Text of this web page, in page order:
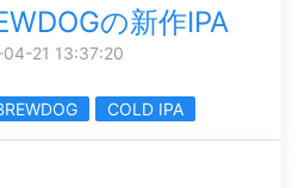
の新作IPA
21 13:37:20
COLD IPA